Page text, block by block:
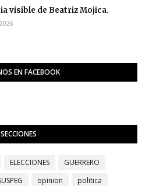
visible de Beatriz Mojica.
EN FACEBOOK
SECCIONES
ELECCIONES
GUERRERO
opinion
politica